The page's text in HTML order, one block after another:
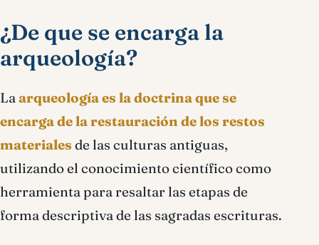
¿De que se encarga la
arqueología?
Laarqueología es la doctrina que se
encarga de la restauración de los restos
materiales de las culturas antiguas,
utilizando el conocimiento científico como
herramienta para resaltar las etapas de
forma descriptiva de las sagradas escrituras.